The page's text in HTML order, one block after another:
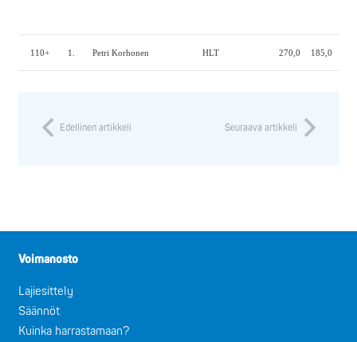
110+ 1. Petri Korhonen HLT 270,0 185,0
Edellinen artikkeli Seuraava artikkeli
Voimanosto
Lajiesittely
Säännöt
Kuinka harrastamaan?